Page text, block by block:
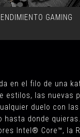
GAMING
en el filo de una
estilos, las nuevas
duelo con
hasta donde
Intel® Core™, la